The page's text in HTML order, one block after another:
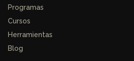
Programas
Cursos
Herramientas
Blog